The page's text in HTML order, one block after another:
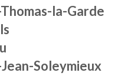
la-Garde
Soleymieux